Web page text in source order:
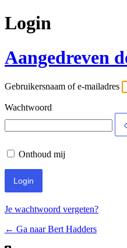
Login
Aangedreven
Gebruikersnaam of e-mailadres
Wachtwoord
Onthoud mij
Je wachtwoord vergeten?
← Ga naar Bert Hadders